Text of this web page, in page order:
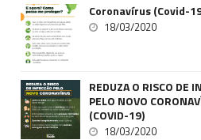
Coronavírus (Covid-
18/03/2020
REDUZA O RISCO DE
PELO NOVO
(COVID-19)
18/03/2020